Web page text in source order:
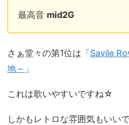
最高音 mid2G
さぁ堂々の第1位は「 Savile
地～ 」
これは歌いやすいですね☆
しかもレトロな雰囲気もいいで